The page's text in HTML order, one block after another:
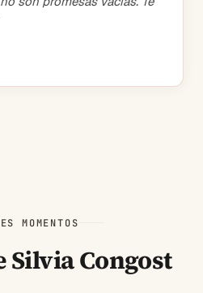
MOMENTOS
Silvia Congost